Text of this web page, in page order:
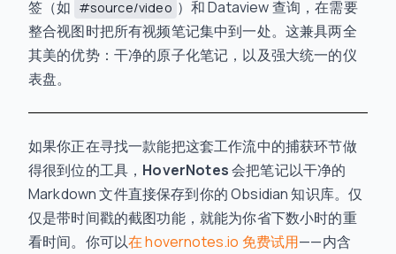
签（如 #source/video ）和 Dataview 查询，在需要
整合视图时把所有视频笔记集中到一处。这兼具两全
其美的优势：干净的原子化笔记，以及强大统一的仪
表盘。
如果你正在寻找一款能把这套工作流中的捕获环节做
得很到位的工具， HoverNotes会把笔记以干净的
Markdown 文件直接保存到你的 Obsidian 知识库。仅
仅是带时间戳的截图功能，就能为你省下数小时的重
看时间。你可以在 hovernotes.io 免费试用——内含